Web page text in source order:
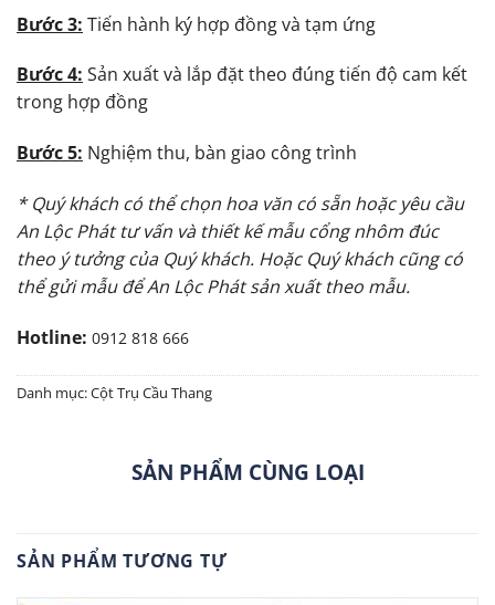
Bước 3: Tiến hành ký hợp đồng và tạm ứng
Bước 4: Sản xuất và lắp đặt theo đúng tiến độ cam kết
trong hợp đồng
Bước 5: Nghiệm thu, bàn giao công trình
* Quý khách có thể chọn hoa văn có sẵn hoặc yêu cầu
An Lộc Phát tư vấn và thiết kế mẫu cổng nhôm đúc
theo ý tưởng của Quý khách. Hoặc Quý khách cũng có
thể gửi mẫu để An Lộc Phát sản xuất theo mẫu.
Hotline: 0912 818 666
Danh mục:Cột Trụ Cầu Thang
SẢN PHẨM CÙNG LOẠI
SẢN PHẨM TƯƠNG TỰ